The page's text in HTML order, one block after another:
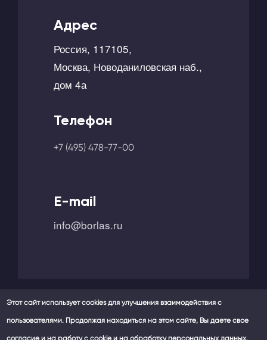
Адрес
Россия, 117105,
Москва, Новоданиловская наб.,
дом 4а
Телефон
+7 (495) 478-77-00
E-mail
info@borlas.ru
Мы в социальных сетях -
Этот сайт использует cookies для улучшения взаимодействия с
пользователями. Продолжая находиться на этом сайте, Вы даете свое
согласие и на работу с cookie и на обработку персональных данных.